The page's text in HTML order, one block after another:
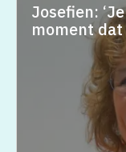
Josefien:
moment dat